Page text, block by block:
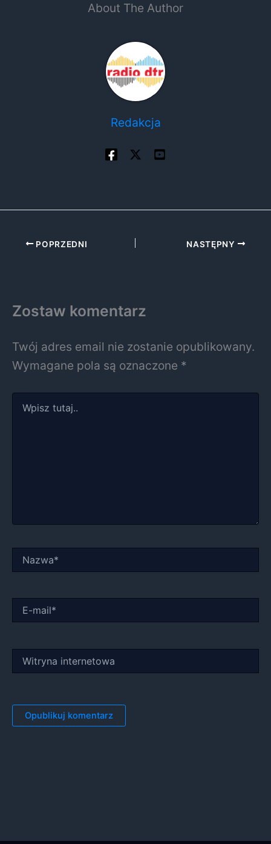
About The Author
Redakcja
POPRZEDNI NASTĘPNY
Zostaw komentarz
Twój adres email nie zostanie opublikowany.
Wymagane pola są oznaczone *
tutaj..
mail*
internetowa